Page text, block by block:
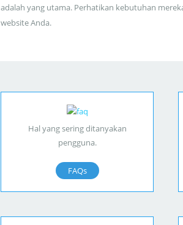
adalah yang utama. Perhatikan kebutuhan
website Anda.
Hal yang sering ditanyakan
pengguna.
FAQs